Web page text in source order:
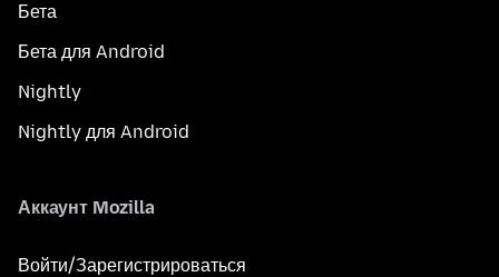
Бета
Бета для Android
Nightly
Nightly для Android
Аккаунт Mozilla
Войти/Зарегистрироваться